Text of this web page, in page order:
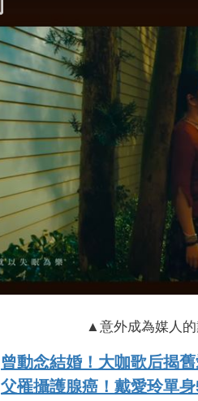
▲意外成為媒人的
曾動念結婚！大咖歌后揭
父罹攝護腺癌！戴愛玲單